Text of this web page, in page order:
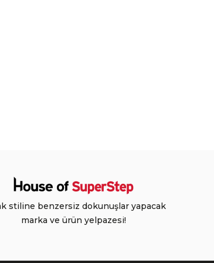
stiline benzersiz dokunuşlar yapacak
marka ve ürün yelpazesi!